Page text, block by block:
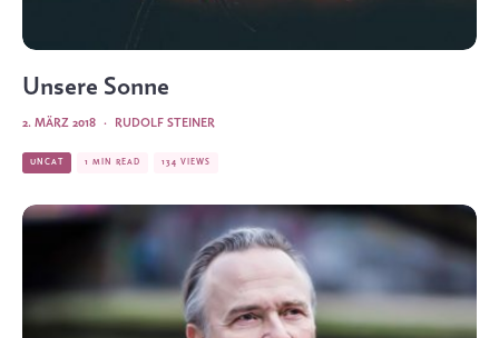
Unsere Sonne
RUDOLF STEINER
·
2. MÄRZ 2018
UNCAT 1 MIN READ 134 VIEWS